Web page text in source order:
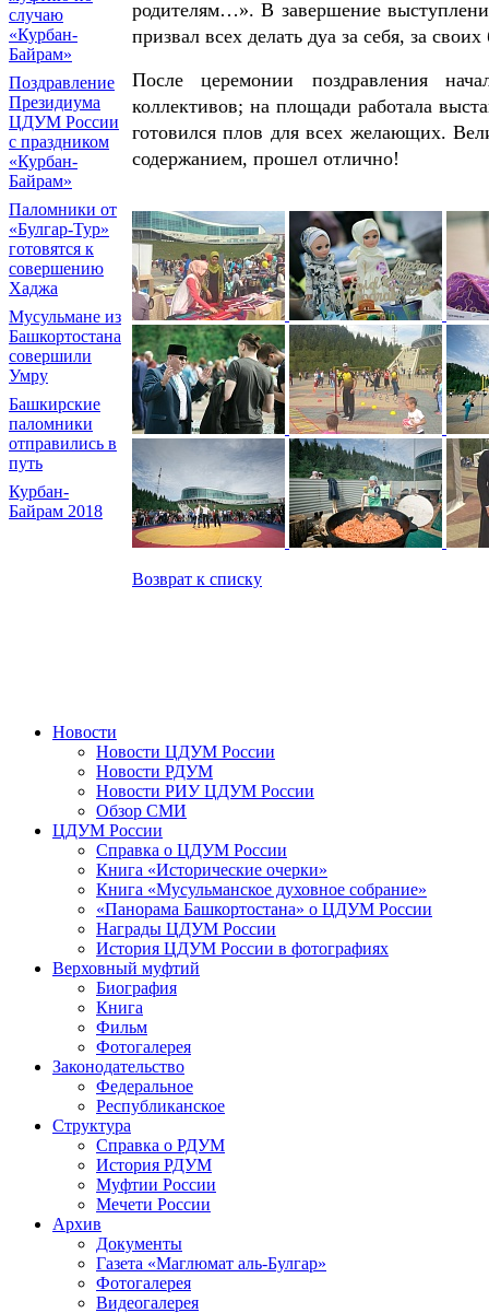
случаю
«Курбан-
Байрам»
Поздравление
Президиума
ЦДУМ России
с праздником
«Курбан-
Байрам»
Паломники от
«Булгар-Тур»
готовятся к
совершению
Хаджа
Мусульмане из
Башкортостана
совершили
Умру
Башкирские
паломники
отправились в
путь
Курбан-
Байрам 2018
родителям…». В завершение
призвал всех делать дуа за себя, за
После церемонии поздравления
коллективов; на площади работала
готовился плов для всех желающих.
содержанием, прошел отлично!
Возврат к списку
Новости
Новости ЦДУМ России
Новости РДУМ
Новости РИУ ЦДУМ России
Обзор СМИ
ЦДУМ России
Справка о ЦДУМ России
Книга «Исторические очерки»
Книга «Мусульманское духовное собрание»
«Панорама Башкортостана» о ЦДУМ России
Награды ЦДУМ России
История ЦДУМ России в фотографиях
Верховный муфтий
Биография
Книга
Фильм
Фотогалерея
Законодательство
Федеральное
Республиканское
Структура
Справка о РДУМ
История РДУМ
Муфтии России
Мечети России
Архив
Документы
Газета «Маглюмат аль-Булгар»
Фотогалерея
Видеогалерея